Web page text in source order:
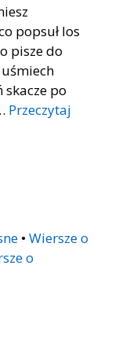
popsuł los
pisze do
skacze po
Przeczytaj
• Wiersze o
o